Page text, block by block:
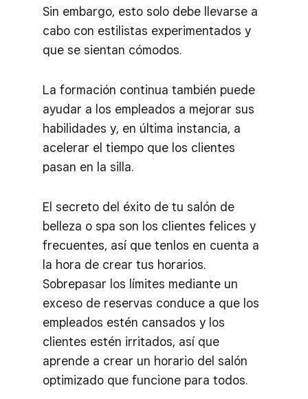
Sin embargo, esto solo debe llevarse a
cabo con estilistas experimentados y
que se sientan cómodos.
La formación continua también puede
ayudar a los empleados a mejorar sus
habilidades y, en última instancia, a
acelerar el tiempo que los clientes
pasan en la silla.
El secreto del éxito de tu salón de
belleza o spa son los clientes felices y
frecuentes, así que tenlos en cuenta a
la hora de crear tus horarios.
Sobrepasar los límites mediante un
exceso de reservas conduce a que los
empleados estén cansados y los
clientes estén irritados, así que
aprende a crear un horario del salón
optimizado que funcione para todos.